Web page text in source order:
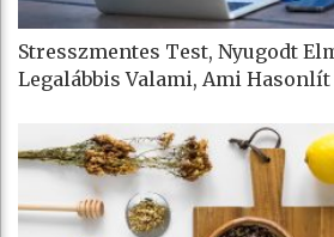
Stresszmentes Test, Nyugodt
Legalábbis Valami, Ami Hasonlít